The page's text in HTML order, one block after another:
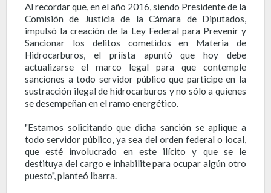
Al recordar que, en el año 2016, siendo Presidente de la
Comisión de Justicia de la Cámara de Diputados,
impulsó la creación de la Ley Federal para Prevenir y
Sancionar los delitos cometidos en Materia de
Hidrocarburos, el priísta apuntó que hoy debe
actualizarse el marco legal para que contemple
sanciones a todo servidor público que participe en la
sustracción ilegal de hidrocarburos y no sólo a quienes
se desempeñan en el ramo energético.
"Estamos solicitando que dicha sanción se aplique a
todo servidor público, ya sea del orden federal o local,
que esté involucrado en este ilícito y que se le
destituya del cargo e inhabilite para ocupar algún otro
puesto", planteó Ibarra.